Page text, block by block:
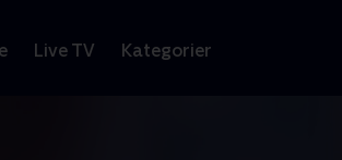
Live TV Kategorier